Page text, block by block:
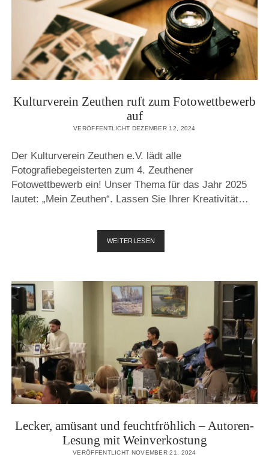
DIE
GANZE
FAMILIE
Kulturverein Zeuthen ruft zum Fotowettbewerb
auf
VERÖFFENTLICHT DEZEMBER 12, 2024
Der Kulturverein Zeuthen e.V. lädt alle
Fotografiebegeisterten zum 4. Zeuthener
Fotowettbewerb ein! Unser Thema für das Jahr 2025
lautet: „Mein Zeuthen“. Lassen Sie Ihrer Kreativität…
WEITERLESEN
ZEUTHEN
FOTOWETTBEWERB
AUF
Lecker, amüsant und feuchtfröhlich – Autoren-
Lesung mit Weinverkostung
VERÖFFENTLICHT NOVEMBER 21, 2024